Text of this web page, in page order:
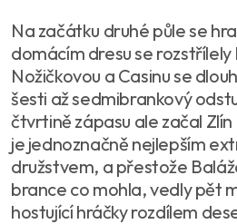
Na začátku druhé půle se
domácím dresu se rozstřílely
Nožičkovou a Casinu se
šesti až sedmibrankový
čtvrtině zápasu ale začal
je jednoznačně nejlepším
družstvem, a přestože
brance co mohla, vedly pět
hostující hráčky rozdílem